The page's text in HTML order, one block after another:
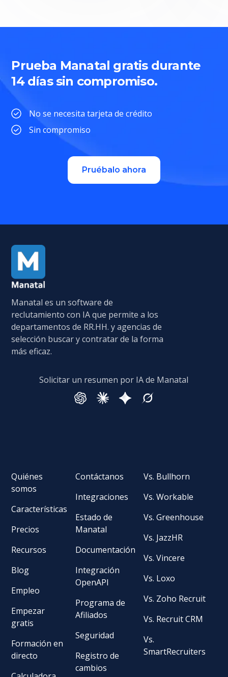
Prueba Manatal gratis durante
14 días sin compromiso.
No se necesita tarjeta de crédito
Sin compromiso
Pruébalo ahora
Manatal es un software de
reclutamiento con IA que permite a los
departamentos de RR.HH. y agencias de
selección buscar y contratar de la forma
más eficaz.
Solicitar un resumen por IA de Manatal
Quiénes
somos
Características
Precios
Recursos
Blog
Empleo
Empezar
gratis
Formación en
directo
Contáctanos
Integraciones
Estado de
Manatal
Documentación
Integración
OpenAPI
Programa de
Afiliados
Seguridad
Registro de
cambios
Vs. Bullhorn
Vs. Workable
Vs. Greenhouse
Vs. JazzHR
Vs. Vincere
Vs. Loxo
Vs. Zoho Recruit
Vs. Recruit CRM
Vs.
SmartRecruiters